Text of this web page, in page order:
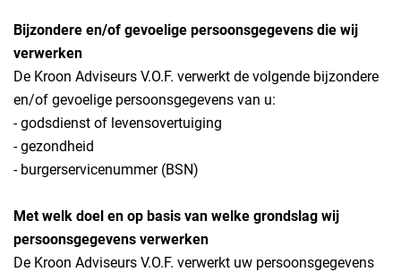
Bijzondere en/of gevoelige persoonsgegevens die wij
verwerken
De Kroon Adviseurs V.O.F. verwerkt de volgende bijzondere
en/of gevoelige persoonsgegevens van u:
- godsdienst of levensovertuiging
- gezondheid
- burgerservicenummer (BSN)
Met welk doel en op basis van welke grondslag wij
persoonsgegevens verwerken
De Kroon Adviseurs V.O.F. verwerkt uw persoonsgegevens